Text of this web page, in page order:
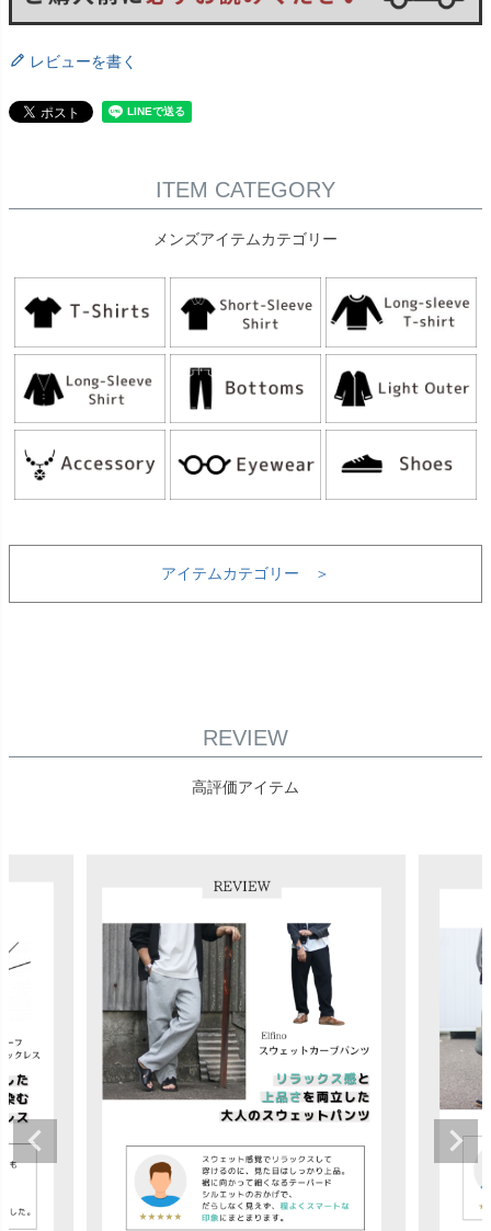
レビューを書く
ITEM CATEGORY
メンズアイテムカテゴリー
アイテムカテゴリー ＞
REVIEW
高評価アイテム